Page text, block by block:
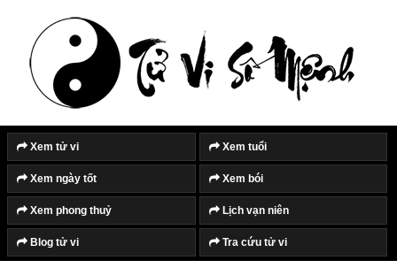
Xem tử vi Xem tuổi
Xem ngày tốt Xem bói
Xem phong thuỷ Lịch vạn niên
Blog tử vi Tra cứu tử vi